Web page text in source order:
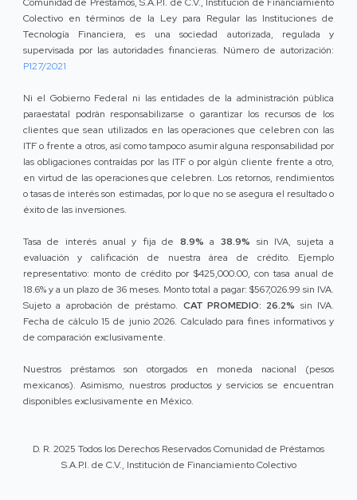
Colectivo en términos de la Ley para Regular las Instituciones de
Tecnología Financiera, es una sociedad autorizada, regulada y
supervisada por las autoridades financieras. Número de autorización:
P127/2021
Ni el Gobierno Federal ni las entidades de la administración pública
paraestatal podrán responsabilizarse o garantizar los recursos de los
clientes que sean utilizados en las operaciones que celebren con las
ITF o frente a otros, así como tampoco asumir alguna responsabilidad por
las obligaciones contraídas por las ITF o por algún cliente frente a otro,
en virtud de las operaciones que celebren. Los retornos, rendimientos
o tasas de interés son estimadas, por lo que no se asegura el resultado o
éxito de las inversiones.
Tasa de interés anual y fija de 8.9% a 38.9% sin IVA, sujeta a
evaluación y calificación de nuestra área de crédito. Ejemplo
representativo: monto de crédito por $425,000.00, con tasa anual de
18.6% y a un plazo de 36 meses. Monto total a pagar: $567,026.99 sin IVA.
Sujeto a aprobación de préstamo. CAT PROMEDIO: 26.2% sin IVA.
Fecha de cálculo 15 de junio 2026. Calculado para fines informativos y
de comparación exclusivamente.
Nuestros préstamos son otorgados en moneda nacional (pesos
mexicanos). Asimismo, nuestros productos y servicios se encuentran
disponibles exclusivamente en México.
D. R. 2025 Todos los Derechos Reservados Comunidad de Préstamos
S.A.P.I. de C.V., Institución de Financiamiento Colectivo